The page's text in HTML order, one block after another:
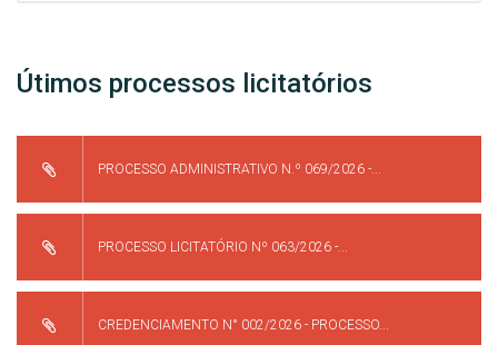
Útimos processos licitatórios
PROCESSO ADMINISTRATIVO N.º 069/2026 -...
PROCESSO LICITATÓRIO Nº 063/2026 -...
CREDENCIAMENTO N° 002/2026 - PROCESSO...